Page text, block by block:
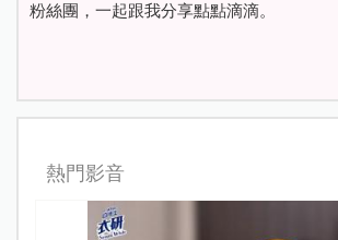
粉絲團，一起跟我分享點點滴滴。
熱門影音